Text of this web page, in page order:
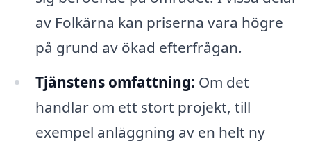
av Folkärna kan priserna vara högre
på grund av ökad efterfrågan.
Tjänstens omfattning: Om det
handlar om ett stort projekt, till
exempel anläggning av en helt ny